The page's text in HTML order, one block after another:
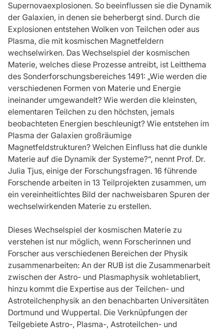
Supernovaexplosionen. So beeinflussen sie die Dynamik
der Galaxien, in denen sie beherbergt sind. Durch die
Explosionen entstehen Wolken von Teilchen oder aus
Plasma, die mit kosmischen Magnetfeldern
wechselwirken. Das Wechselspiel der kosmischen
Materie, welches diese Prozesse antreibt, ist Leitthema
des Sonderforschungsbereiches 1491: „Wie werden die
verschiedenen Formen von Materie und Energie
ineinander umgewandelt? Wie werden die kleinsten,
elementaren Teilchen zu den höchsten, jemals
beobachteten Energien beschleunigt? Wie entstehen im
Plasma der Galaxien großräumige
Magnetfeldstrukturen? Welchen Einfluss hat die dunkle
Materie auf die Dynamik der Systeme?“, nennt Prof. Dr.
Julia Tjus, einige der Forschungsfragen. 16 führende
Forschende arbeiten in 13 Teilprojekten zusammen, um
ein vereinheitlichtes Bild der nachweisbaren Spuren der
wechselwirkenden Materie zu erstellen.
Dieses Wechselspiel der kosmischen Materie zu
verstehen ist nur möglich, wenn Forscherinnen und
Forscher aus verschiedenen Bereichen der Physik
zusammenarbeiten: An der RUB ist die Zusammenarbeit
zwischen der Astro- und Plasmaphysik wohletabliert,
hinzu kommt die Expertise aus der Teilchen- und
Astroteilchenphysik an den benachbarten Universitäten
Dortmund und Wuppertal. Die Verknüpfungen der
Teilgebiete Astro-, Plasma-, Astroteilchen- und